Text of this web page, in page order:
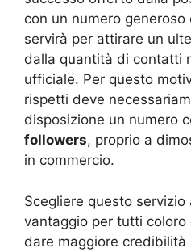
con un numero
servirà per attirare un
dalla quantità di contatti
ufficiale. Per questo
rispetti deve
disposizione un numero
followers, proprio a
in commercio.
Scegliere questo
vantaggio per tutti coloro
dare maggiore